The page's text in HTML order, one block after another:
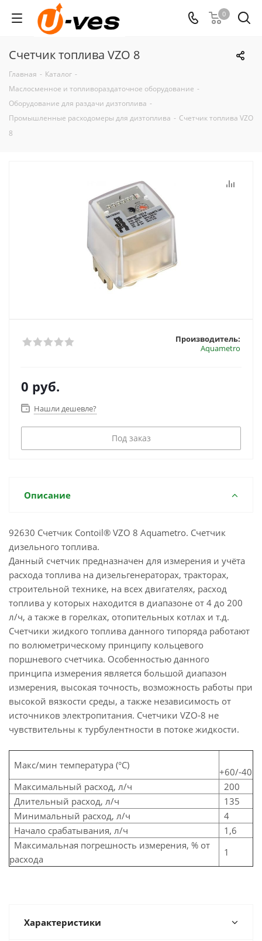
0
Счетчик топлива VZO 8
Главная - Каталог -
Маслосменное и топливораздаточное оборудование -
Оборудование для раздачи дизтоплива -
Промышленные расходомеры для дизтоплива - Счетчик топлива VZO
8
Производитель:
Aquametro
0 руб.
Нашли дешевле?
Под заказ
Описание
92630 Счетчик Contoil® VZO 8 Aquametro. Счетчик
дизельного топлива.
Данный счетчик предназначен для измерения и учёта
расхода топлива на дизельгенераторах, тракторах,
строительной технике, на всех двигателях, расход
топлива у которых находится в диапазоне от 4 до 200
л/ч, а также в горелках, отопительных котлах и т.д.
Счетчики жидкого топлива данного типоряда работают
по волюметрическому принципу кольцевого
поршневого счетчика. Особенностью данного
принципа измерения является большой диапазон
измерения, высокая точность, возможность работы при
высокой вязкости среды, а также независимость от
источников электропитания. Cчетчики VZO-8 не
чувствительны к турбулентности в потоке жидкости.
Макс/мин температура (°С)
+60/-40
Максимальный расход, л/ч
200
Длительный расход, л/ч
135
Минимальный расход, л/ч
4
Начало срабатывания, л/ч
1,6
Максимальная погрешность измерения, % от
расхода
1
Характеристики